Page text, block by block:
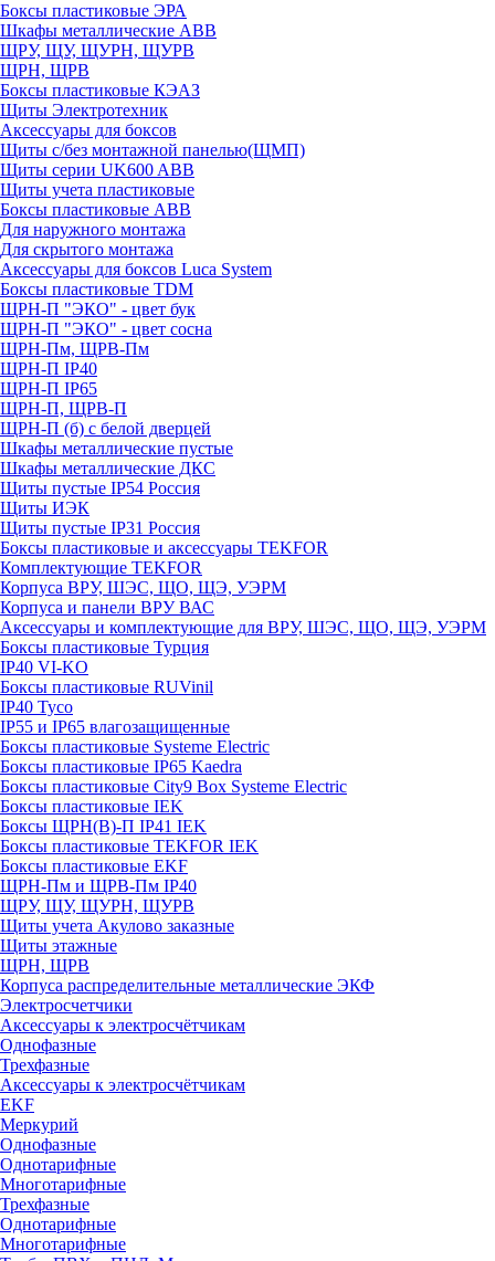
Боксы пластиковые ЭРА
Шкафы металлические ABB
ЩРУ, ЩУ, ЩУРН, ЩУРВ
ЩРН, ЩРВ
Боксы пластиковые КЭАЗ
Щиты Электротехник
Аксессуары для боксов
Щиты с/без монтажной панелью(ЩМП)
Щиты серии UK600 ABB
Щиты учета пластиковые
Боксы пластиковые ABB
Для наружного монтажа
Для скрытого монтажа
Аксессуары для боксов Luca System
Боксы пластиковые TDM
ЩРН-П "ЭКО" - цвет бук
ЩРН-П "ЭКО" - цвет сосна
ЩРН-Пм, ЩРВ-Пм
ЩРН-П IP40
ЩРН-П IP65
ЩРН-П, ЩРВ-П
ЩРН-П (б) с белой дверцей
Шкафы металлические пустые
Шкафы металлические ДКС
Щиты пустые IP54 Россия
Щиты ИЭК
Щиты пустые IP31 Россия
Боксы пластиковые и аксессуары TEKFOR
Комплектующие TEKFOR
Корпуса ВРУ, ШЭС, ЩО, ЩЭ, УЭРМ
Корпуса и панели ВРУ ВАС
Аксессуары и комплектующие для ВРУ, ШЭС, ЩО, ЩЭ, УЭРМ
Боксы пластиковые Турция
IP40 VI-KO
Боксы пластиковые RUVinil
IP40 Тусо
IP55 и IP65 влагозащищенные
Боксы пластиковые Systeme Electric
Боксы пластиковые IP65 Kaedra
Боксы пластиковые City9 Box Systeme Electric
Боксы пластиковые IEK
Боксы ЩРН(В)-П IP41 IEK
Боксы пластиковые TEKFOR IEK
Боксы пластиковые EKF
ЩРН-Пм и ЩРВ-Пм IP40
ЩРУ, ЩУ, ЩУРН, ЩУРВ
Щиты учета Акулово заказные
Щиты этажные
ЩРН, ЩРВ
Корпуса распределительные металлические ЭКФ
Электросчетчики
Аксессуары к электросчётчикам
Однофазные
Трехфазные
Аксессуары к электросчётчикам
EKF
Меркурий
Однофазные
Однотарифные
Многотарифные
Трехфазные
Однотарифные
Многотарифные